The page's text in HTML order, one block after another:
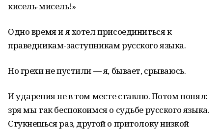
кисель-мисель!»
Одно время и я хотел присоединиться к
праведникам-заступникам русского языка.
Но грехи не пустили — я, бывает, срываюсь.
И ударения не в том месте ставлю. Потом понял:
зря мы так беспокоимся о судьбе русского языка.
Стукнешься раз, другой о притолоку низкой